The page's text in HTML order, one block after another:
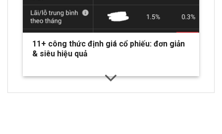
11+ công thức định giá cổ phiếu: đơn giản
& siêu hiệu quả